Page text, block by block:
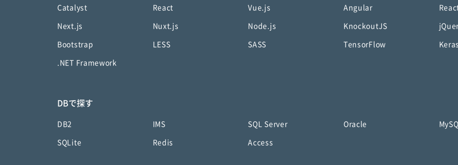
Catalyst React Vue.js Angular
Next.js Nuxt.js Node.js KnockoutJS
Bootstrap LESS SASS TensorFlow Keras
.NET Framework
DBで探す
DB2 IMS SQL Server Oracle
SQLite Redis Access